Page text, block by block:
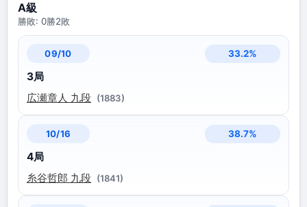
A級
勝敗: 0勝2敗
09/10 33.2%
3局
広瀬章人 九段 (1883)
10/16 38.7%
4局
糸谷哲郎 九段 (1841)